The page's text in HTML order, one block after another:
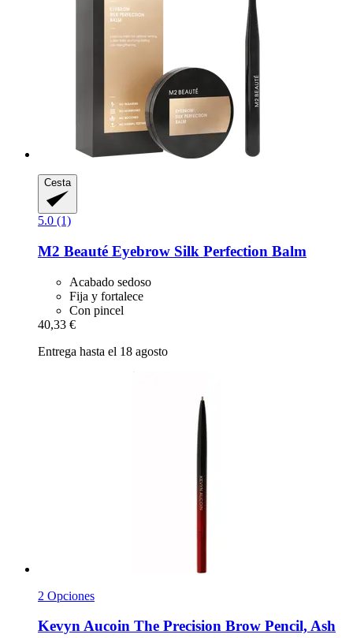
Cesta
5.0 (1)
M2 Beauté Eyebrow Silk Perfection Balm
Acabado sedoso
Fija y fortalece
Con pincel
40,33 €
Entrega hasta el 18 agosto
2 Opciones
Kevyn Aucoin The Precision Brow Pencil, Ash